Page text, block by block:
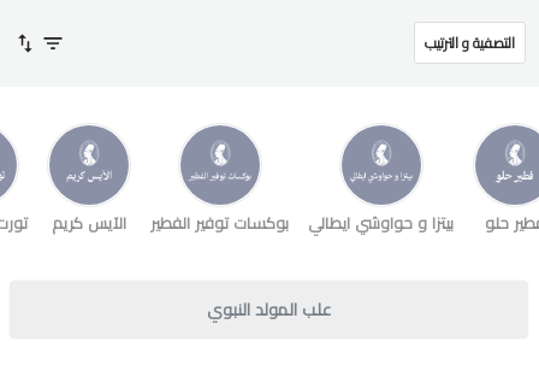
التصفية و الترتيب
حلو بيتزا و حواوشي ايطالي بوكسات توفير الفطير الآيس كريم
علب المولد النبوي